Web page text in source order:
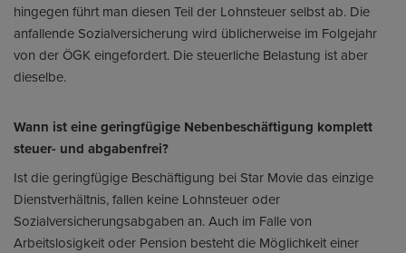
hingegen führt man diesen Teil der Lohnsteuer selbst ab. Die
anfallende Sozialversicherung wird üblicherweise im Folgejahr
von der ÖGK eingefordert. Die steuerliche Belastung ist aber
dieselbe.
Wann ist eine geringfügige Nebenbeschäftigung komplett
steuer- und abgabenfrei?
Ist die geringfügige Beschäftigung bei Star Movie das einzige
Dienstverhältnis, fallen keine Lohnsteuer oder
Sozialversicherungsabgaben an. Auch im Falle von
Arbeitslosigkeit oder Pension besteht die Möglichkeit einer